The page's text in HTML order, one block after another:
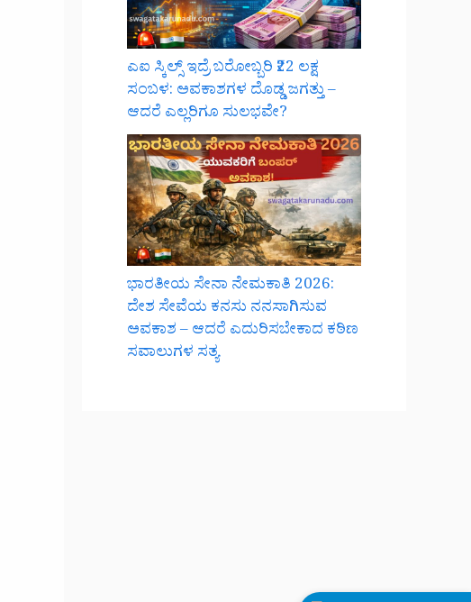
ಎಐ ಸ್ಕಿಲ್ಸ್ ಇದ್ರೆ ಬರೋಬ್ಬರಿ ₹22 ಲಕ್ಷ
ಸಂಬಳ: ಅವಕಾಶಗಳ ದೊಡ್ಡ ಜಗತ್ತು –
ಆದರೆ ಎಲ್ಲರಿಗೂ ಸುಲಭವೇ?
ಭಾರತೀಯ ಸೇನಾ ನೇಮಕಾತಿ 2026:
ದೇಶ ಸೇವೆಯ ಕನಸು ನನಸಾಗಿಸುವ
ಅವಕಾಶ – ಆದರೆ ಎದುರಿಸಬೇಕಾದ ಕಠಿಣ
ಸವಾಲುಗಳ ಸತ್ಯ